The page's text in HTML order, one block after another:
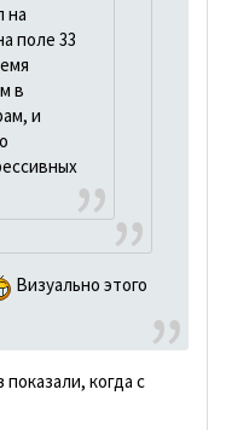
на
поле 33
в
и
Визуально этого
когда с